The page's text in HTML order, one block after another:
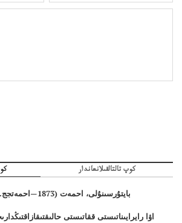
كوپ تالتالقىلانعاندار
بايتۇرسىنۇلى، احمەت (1873—احمەتجج.)(1873—1938جج)
اۋا رايرايىناتىستى ققاتىستى